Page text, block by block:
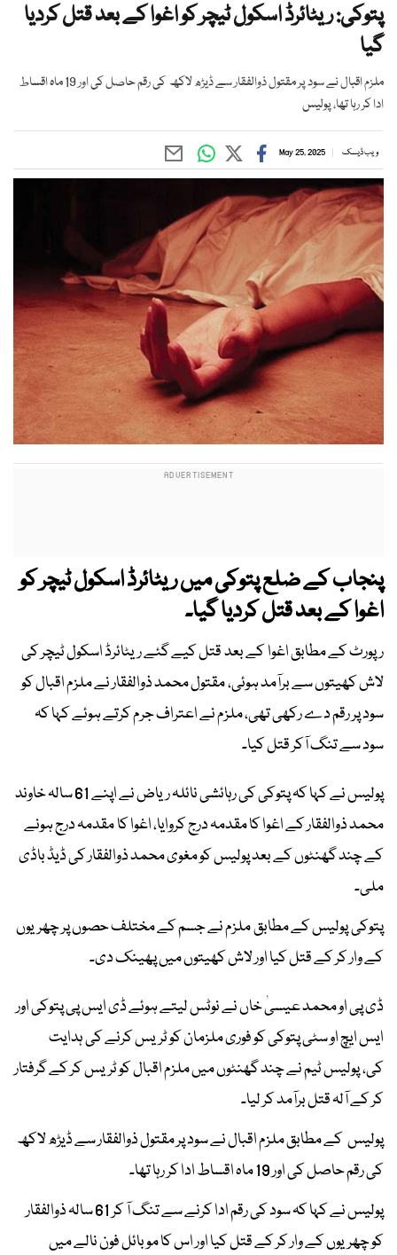
پتوکی: ریٹائرڈ اسکول ٹیچر کو اغوا کے بعد قتل کردیا
گیا
ملزم اقبال نے سود پر مقتول ذوالفقار سے ڈیڑھ لاکھ کی رقم حاصل کی اور 19 ماہ اقساط
ادا کر رہا تھا، پولیس
ویب ڈیسک May 25, 2025
پنجاب کے ضلع پتوکی میں ریٹائرڈ اسکول ٹیچر کو
اغوا کے بعد قتل کردیا گیا۔
رپورٹ کے مطابق اغوا کے بعد قتل کیے گئے ریٹائرڈ اسکول ٹیچر کی
لاش کھیتوں سے برآمد ہوئی، مقتول محمد ذوالفقار نے ملزم اقبال کو
سود پر رقم دے رکھی تھی، ملزم نے اعتراف جرم کرتے ہوئے کہا کہ
سود سے تنگ آکر قتل کیا۔
پولیس نے کہا کہ پتوکی کی رہائشی نائلہ ریاض نے اپنے 61 سالہ خاوند
محمد ذوالفقار کے اغوا کا مقدمہ درج کروایا، اغوا کا مقدمہ درج ہونے
کے چند گھنٹوں کے بعد پولیس کو مغوی محمد ذوالفقار کی ڈیڈ باڈی
ملی۔
پتوکی پولیس کے مطابق ملزم نے جسم کے مختلف حصوں پر چھریوں
کے وار کر کے قتل کیا اور لاش کھیتوں میں پھینک دی۔
ڈی پی او محمد عیسیٰ خاں نے نوٹس لیتے ہوئے ڈی ایس پی پتوکی اور
ایس ایچ او سٹی پتوکی کو فوری ملزمان کو ٹریس کرنے کی ہدایت
کی، پولیس ٹیم نے چند گھنٹوں میں ملزم اقبال کو ٹریس کر کے گرفتار
کر کے آلہ قتل برآمد کر لیا۔
پولیس کے مطابق ملزم اقبال نے سود پر مقتول ذوالفقار سے ڈیڑھ لاکھ
کی رقم حاصل کی اور 19 ماہ اقساط ادا کر رہا تھا۔
پولیس نے کہا کہ سود کی رقم ادا کرنے سے تنگ آ کر 61 سالہ ذوالفقار
کو چھریوں کے وار کر کے قتل کیا اور اس کا موبائل فون نالے میں